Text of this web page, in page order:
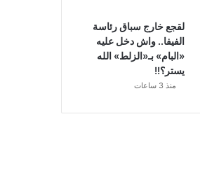
لقجع خارج سباق رئاسة
الفيفا.. واش دخل عليه
«البام» بـ«الزلط» الله
يستر؟!!
منذ 3 ساعات